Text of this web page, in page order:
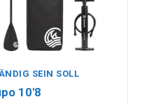
SEIN SOLL
10'8